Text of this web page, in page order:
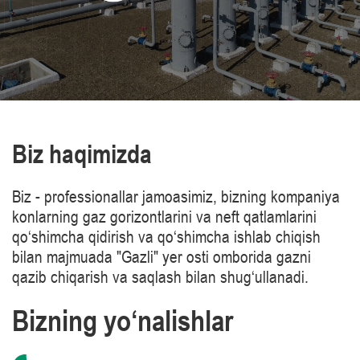
Biz haqimizda
Biz - professionallar jamoasimiz, bizning kompaniya
konlarning gaz gorizontlarini va neft qatlamlarini
qo‘shimcha qidirish va qo‘shimcha ishlab chiqish
bilan majmuada "Gazli" yer osti omborida gazni
qazib chiqarish va saqlash bilan shug‘ullanadi.
Bizning yo‘nalishlar